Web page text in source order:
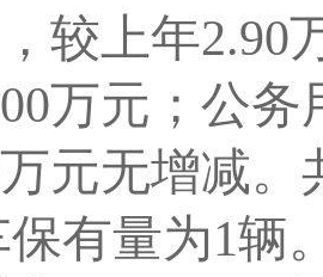
较上年2.90
万元； 公务
元无增减
有量为1辆